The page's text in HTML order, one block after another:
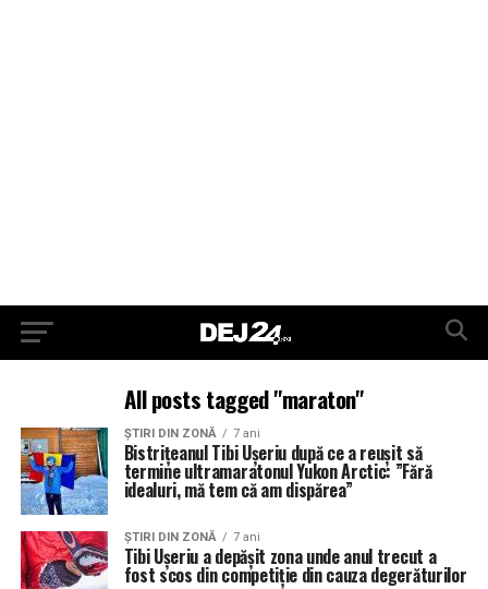
All posts tagged "maraton"
ŞTIRI DIN ZONĂ 7 ani
Bistrițeanul Tibi Uşeriu după ce a reuşit să
termine ultramaratonul Yukon Arctic: ”Fără
idealuri, mă tem că am dispărea”
ŞTIRI DIN ZONĂ 7 ani
Tibi Uşeriu a depăşit zona unde anul trecut a
fost scos din competiţie din cauza degerăturilor